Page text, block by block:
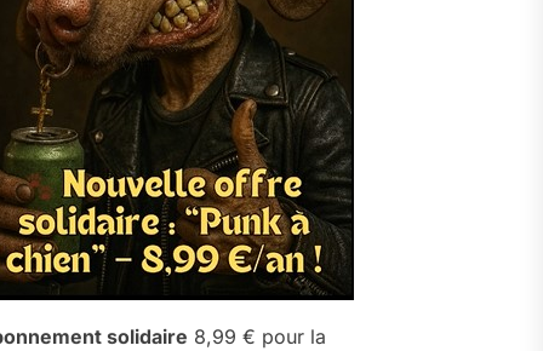
solidaire 8,99 € pour la